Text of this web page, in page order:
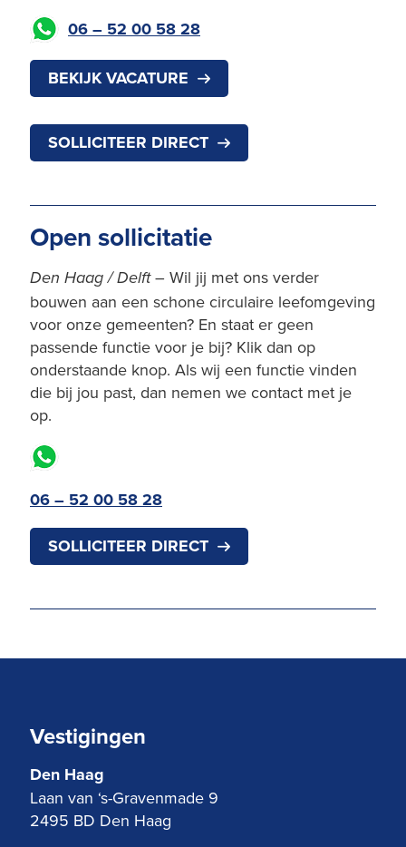
06 – 52 00 58 28
BEKIJK VACATURE
SOLLICITEER DIRECT
Open sollicitatie
Den Haag / Delft– Wil jij met ons verder
bouwen aan een schone circulaire leefomgeving
voor onze gemeenten? En staat er geen
passende functie voor je bij? Klik dan op
onderstaande knop. Als wij een functie vinden
die bij jou past, dan nemen we contact met je
op.
06 – 52 00 58 28
SOLLICITEER DIRECT
Vestigingen
Den Haag
Laan van ‘s-Gravenmade 9
2495 BD Den Haag